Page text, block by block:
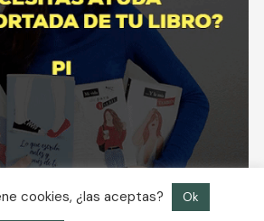
cookies, ¿las aceptas? Ok